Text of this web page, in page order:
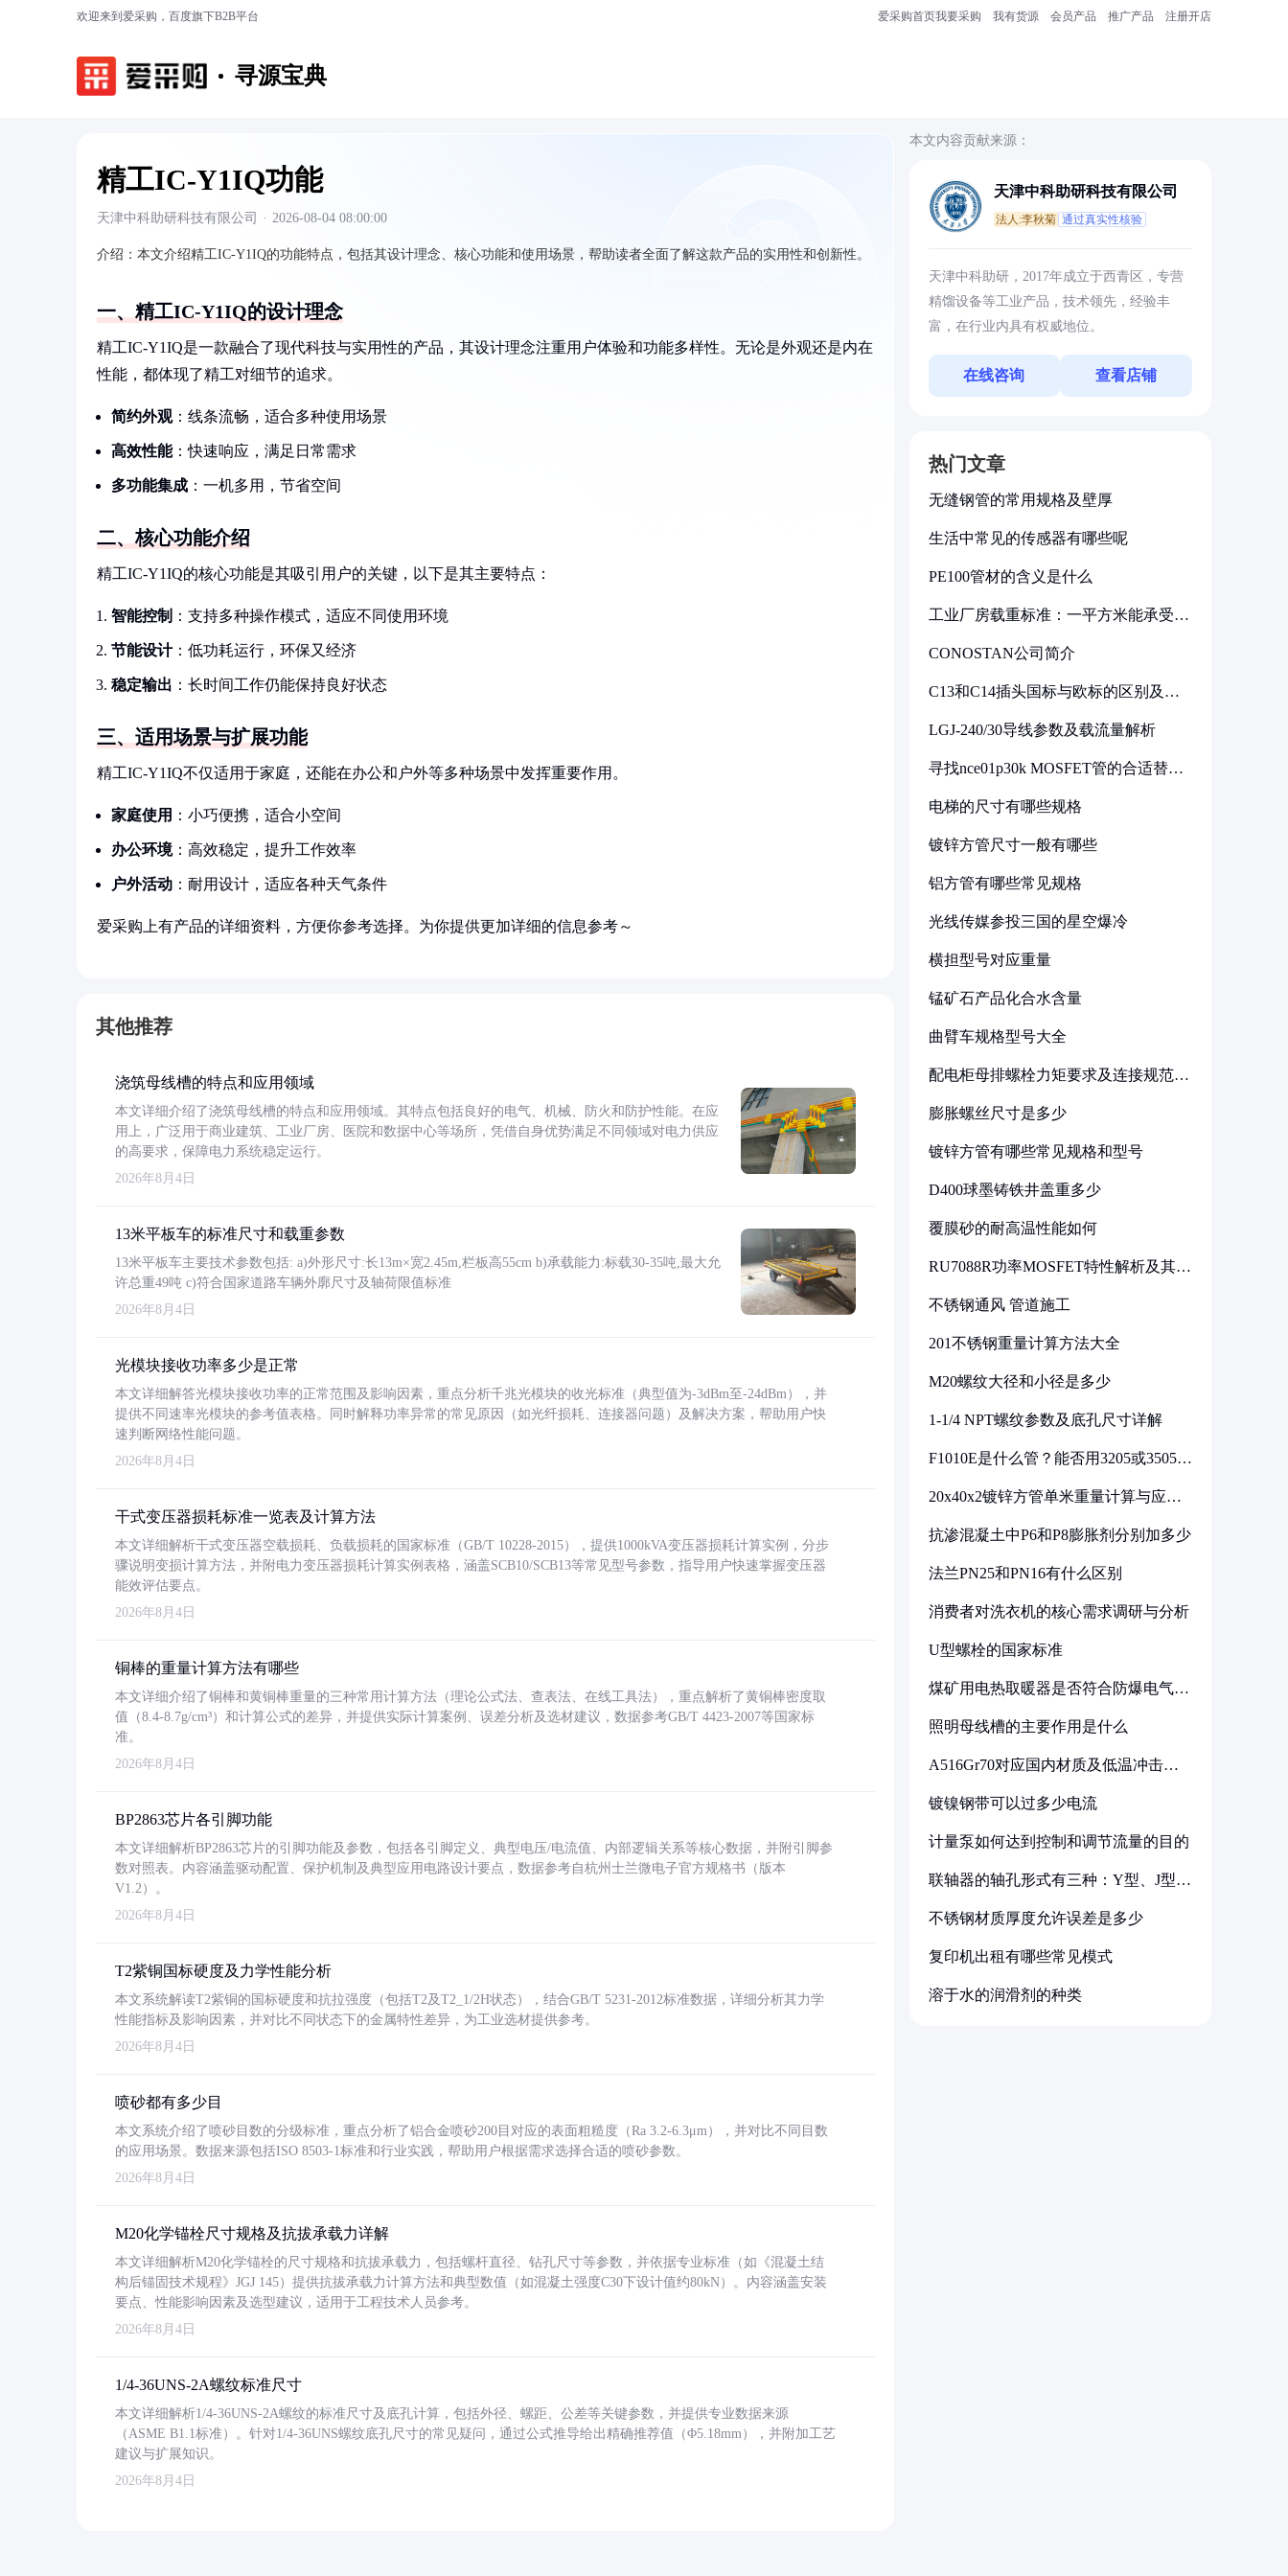
欢迎来到爱采购，百度旗下B2B平台 爱采购首页我要采购 我有货源 会员产品 推广产品 注册开店
寻源宝典
精工IC-Y1IQ功能
天津中科助研科技有限公司 · 2026-08-04 08:00:00
介绍： 本文介绍精工IC-Y1IQ的功能特点，包括其设计理念、核心功能和使用场景，帮助读者全面了解这款产品的实用性和创新性。
一、精工IC-Y1IQ的设计理念
精工IC-Y1IQ是一款融合了现代科技与实用性的产品，其设计理念注重用户体验和功能多样性。无论是外观还是内在
性能，都体现了精工对细节的追求。
简约外观：线条流畅，适合多种使用场景
高效性能：快速响应，满足日常需求
多功能集成 ：一机多用，节省空间
二、核心功能介绍
精工IC-Y1IQ的核心功能是其吸引用户的关键，以下是其主要特点：
智能控制 ：支持多种操作模式，适应不同使用环境
节能设计：低功耗运行，环保又经济
稳定输出 ：长时间工作仍能保持良好状态
三、适用场景与扩展功能
精工IC-Y1IQ不仅适用于家庭，还能在办公和户外等多种场景中发挥重要作用。
家庭使用 ：小巧便携，适合小空间
办公环境：高效稳定，提升工作效率
户外活动 ：耐用设计，适应各种天气条件
爱采购上有产品的详细资料，方便你参考选择。为你提供更加详细的信息参考～
其他推荐
浇筑母线槽的特点和应用领域
本文详细介绍了浇筑母线槽的特点和应用领域。其特点包括良好的电气、机械、防火和防护性能。在应
用上，广泛用于商业建筑、工业厂房、医院和数据中心等场所，凭借自身优势满足不同领域对电力供应
的高要求，保障电力系统稳定运行。
2026年8月4日
13米平板车的标准尺寸和载重参数
13米平板车主要技术参数包括: a)外形尺寸:长13m×宽2.45m,栏板高55cm b)承载能力:标载30-35吨,最大允
许总重49吨 c)符合国家道路车辆外廓尺寸及轴荷限值标准
2026年8月4日
光模块接收功率多少是正常
本文详细解答光模块接收功率的正常范围及影响因素，重点分析千兆光模块的收光标准（典型值为-3dBm至-24dBm），并
提供不同速率光模块的参考值表格。同时解释功率异常的常见原因（如光纤损耗、连接器问题）及解决方案，帮助用户快
速判断网络性能问题。
2026年8月4日
干式变压器损耗标准一览表及计算方法
本文详细解析干式变压器空载损耗、负载损耗的国家标准（GB/T 10228-2015），提供1000kVA变压器损耗计算实例，分步
骤说明变损计算方法，并附电力变压器损耗计算实例表格，涵盖SCB10/SCB13等常见型号参数，指导用户快速掌握变压器
能效评估要点。
2026年8月4日
铜棒的重量计算方法有哪些
本文详细介绍了铜棒和黄铜棒重量的三种常用计算方法（理论公式法、查表法、在线工具法），重点解析了黄铜棒密度取
值（8.4-8.7g/cm³）和计算公式的差异，并提供实际计算案例、误差分析及选材建议，数据参考GB/T 4423-2007等国家标
准。
2026年8月4日
BP2863芯片各引脚功能
本文详细解析BP2863芯片的引脚功能及参数，包括各引脚定义、典型电压/电流值、内部逻辑关系等核心数据，并附引脚参
数对照表。内容涵盖驱动配置、保护机制及典型应用电路设计要点，数据参考自杭州士兰微电子官方规格书（版本
V1.2）。
2026年8月4日
T2紫铜国标硬度及力学性能分析
本文系统解读T2紫铜的国标硬度和抗拉强度（包括T2及T2_1/2H状态），结合GB/T 5231-2012标准数据，详细分析其力学
性能指标及影响因素，并对比不同状态下的金属特性差异，为工业选材提供参考。
2026年8月4日
喷砂都有多少目
本文系统介绍了喷砂目数的分级标准，重点分析了铝合金喷砂200目对应的表面粗糙度（Ra 3.2-6.3μm），并对比不同目数
的应用场景。数据来源包括ISO 8503-1标准和行业实践，帮助用户根据需求选择合适的喷砂参数。
2026年8月4日
M20化学锚栓尺寸规格及抗拔承载力详解
本文详细解析M20化学锚栓的尺寸规格和抗拔承载力，包括螺杆直径、钻孔尺寸等参数，并依据专业标准（如《混凝土结
构后锚固技术规程》JGJ 145）提供抗拔承载力计算方法和典型数值（如混凝土强度C30下设计值约80kN）。内容涵盖安装
要点、性能影响因素及选型建议，适用于工程技术人员参考。
2026年8月4日
1/4-36UNS-2A螺纹标准尺寸
本文详细解析1/4-36UNS-2A螺纹的标准尺寸及底孔计算，包括外径、螺距、公差等关键参数，并提供专业数据来源
（ASME B1.1标准）。针对1/4-36UNS螺纹底孔尺寸的常见疑问，通过公式推导给出精确推荐值（Φ5.18mm），并附加工艺
建议与扩展知识。
2026年8月4日
本文内容贡献来源：
天津中科助研科技有限公司
法人:李秋菊 通过真实性核验
天津中科助研，2017年成立于西青区，专营
精馏设备等工业产品，技术领先，经验丰
富，在行业内具有权威地位。
在线咨询 查看店铺
热门文章
无缝钢管的常用规格及壁厚
生活中常见的传感器有哪些呢
PE100管材的含义是什么
工业厂房载重标准：一平方米能承受多
CONOSTAN公司简介
C13和C14插头国标与欧标的区别及其
LGJ-240/30导线参数及载流量解析
寻找nce01p30k MOSFET管的合适替代
电梯的尺寸有哪些规格
镀锌方管尺寸一般有哪些
铝方管有哪些常见规格
光线传媒参投三国的星空爆冷
横担型号对应重量
锰矿石产品化合水含量
曲臂车规格型号大全
配电柜母排螺栓力矩要求及连接规范详
膨胀螺丝尺寸是多少
镀锌方管有哪些常见规格和型号
D400球墨铸铁井盖重多少
覆膜砂的耐高温性能如何
RU7088R功率MOSFET特性解析及其在
不锈钢通风 管道施工
201不锈钢重量计算方法大全
M20螺纹大径和小径是多少
1-1/4 NPT螺纹参数及底孔尺寸详解
F1010E是什么管？能否用3205或3505代
20x40x2镀锌方管单米重量计算与应用
抗渗混凝土中P6和P8膨胀剂分别加多少
法兰PN25和PN16有什么区别
消费者对洗衣机的核心需求调研与分析
U型螺栓的国家标准
煤矿用电热取暖器是否符合防爆电气设
照明母线槽的主要作用是什么
A516Gr70对应国内材质及低温冲击要
镀镍钢带可以过多少电流
计量泵如何达到控制和调节流量的目的
联轴器的轴孔形式有三种：Y型、J型、
不锈钢材质厚度允许误差是多少
复印机出租有哪些常见模式
溶于水的润滑剂的种类